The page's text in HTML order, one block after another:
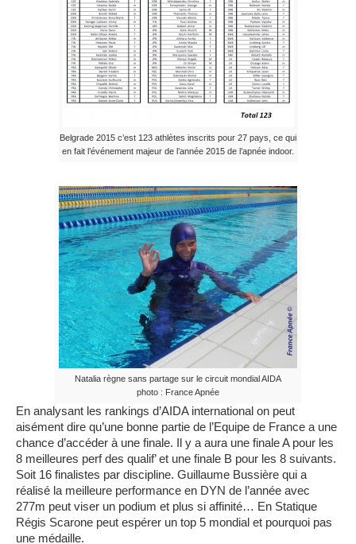
Belgrade 2015 c’est 123 athlètes inscrits pour 27 pays, ce qui
en fait l’événement majeur de l’année 2015 de l’apnée indoor.
Natalia règne sans partage sur le circuit mondial AIDA
photo : France Apnée
En analysant les rankings d’AIDA international on peut
aisément dire qu’une bonne partie de l’Equipe de France a une
chance d’accéder à une finale. Il y a aura une finale A pour les
8 meilleures perf des qualif’ et une finale B pour les 8 suivants.
Soit 16 finalistes par discipline. Guillaume Bussière qui a
réalisé la meilleure performance en DYN de l’année avec
277m peut viser un podium et plus si affinité… En Statique
Régis Scarone peut espérer un top 5 mondial et pourquoi pas
une médaille.